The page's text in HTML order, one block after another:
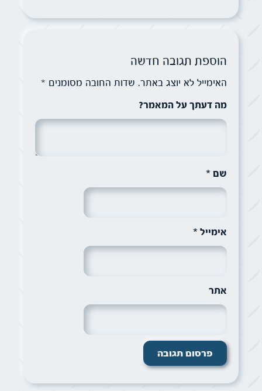
הוספת תגובה חדשה
האימייל לא יוצג באתר. שדות החובה מסומנים *
מה דעתך על המאמר?
שם *
אימייל *
אתר